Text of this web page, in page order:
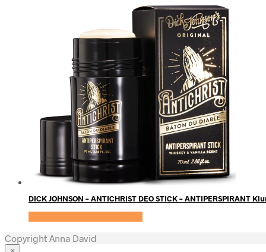
DICK JOHNSON – ANTICHRIST DEO STICK – ANTIPERSPIRANT
Copyright Anna David